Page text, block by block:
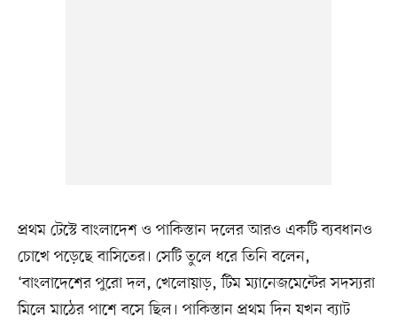
প্রথম টেস্টে বাংলাদেশ ও পাকিস্তান দলের আরও একটি ব্যবধানও
চোখে পড়েছে বাসিতের। সেটি তুলে ধরে তিনি বলেন,
‘বাংলাদেশের পুরো দল, খেলোয়াড়, টিম ম্যানেজমেন্টের সদস্যরা
মিলে মাঠের পাশে বসে ছিল। পাকিস্তান প্রথম দিন যখন ব্যাট